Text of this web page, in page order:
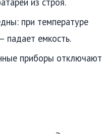
при температуре
падает емкость.
приборы отключают